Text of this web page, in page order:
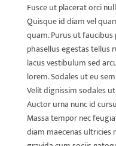
Fusce ut placerat orci
Quisque id diam vel
quam. Purus ut
phasellus egestas
lacus vestibulum sed
lorem. Sodales ut eu
Velit dignissim sodales
Auctor urna nunc id
Massa tempor nec
diam maecenas ultricies